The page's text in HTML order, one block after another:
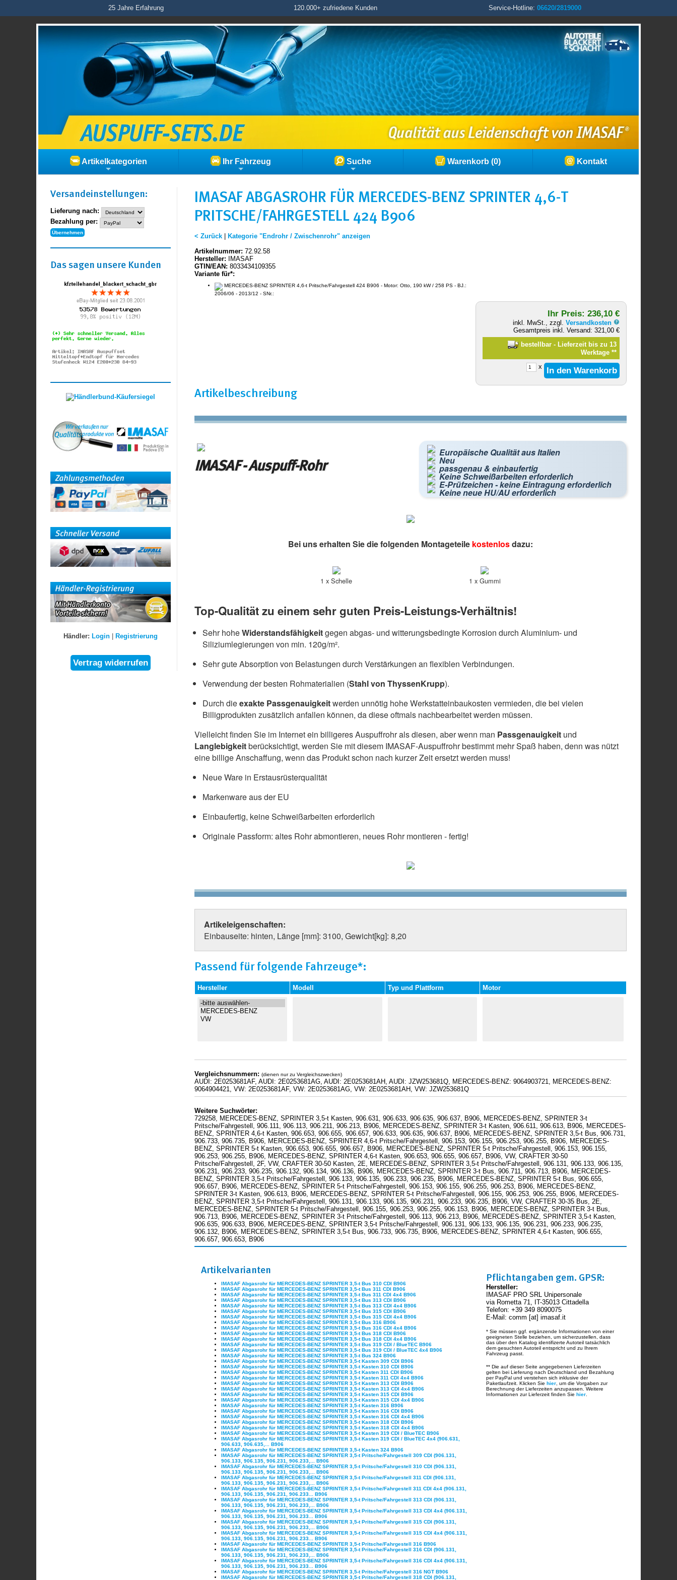
25 Jahre Erfahrung 120.000+ zufriedene Kunden Service-Hotline: 06620/2819000
Artikelkategorien Ihr Fahrzeug Suche Warenkorb (0) Kontakt
IMASAF ABGASROHR FÜR MERCEDES-BENZ SPRINTER 4,6-T
PRITSCHE/FAHRGESTELL 424 B906
< Zurück|
Kategorie "Endrohr / Zwischenrohr" anzeigen
Artikelnummer: 72.92.58
Hersteller: IMASAF
GTIN/EAN: 8033434109355
Variante für*:
MERCEDES-BENZ SPRINTER 4,6-t Pritsche/Fahrgestell 424 B906 - Motor: Otto, 190 kW / 258 PS - BJ.:
2006/06 - 2013/12 - SNr.:
Ihr Preis: 236,10 €
inkl. MwSt., zzgl.Versandkosten
Gesamtpreis inkl. Versand: 321,00 €
bestellbar - Lieferzeit bis zu 13
Werktage **
x
Artikelbeschreibung
IMASAF - Auspuff-Rohr
Europäische Qualität aus Italien
Neu
passgenau & einbaufertig
Keine Schweißarbeiten erforderlich
E-Prüfzeichen - keine Eintragung erforderlich
Keine neue HU/AU erforderlich
Bei uns erhalten Sie die folgenden Montageteile kostenlosdazu:
1 x Schelle 1 x Gummi
Top-Qualität zu einem sehr guten Preis-Leistungs-Verhältnis!
Sehr hoheWiderstandsfähigkeitgegen abgas- und witterungsbedingte Korrosion durch Aluminium- und
Siliziumlegierungen von min. 120g/m².
Sehr gute Absorption von Belastungen durch Verstärkungen an flexiblen Verbindungen.
Verwendung der besten Rohmaterialien (Stahl von ThyssenKrupp).
Durch dieexakte Passgenauigkeitwerden unnötig hohe Werkstatteinbaukosten vermieden, die bei vielen
Billigprodukten zusätzlich anfallen können, da diese oftmals nachbearbeitet werden müssen.
Vielleicht finden Sie im Internet ein billigeres Auspuffrohr als diesen, aber wenn man Passgenauigkeit und
Langlebigkeitberücksichtigt, werden Sie mit diesem IMASAF-Auspuffrohr bestimmt mehr Spaß haben, denn was nützt
eine billige Anschaffung, wenn das Produkt schon nach kurzer Zeit ersetzt werden muss!
Neue Ware in Erstausrüsterqualität
Markenware aus der EU
Einbaufertig, keine Schweißarbeiten erforderlich
Originale Passform: altes Rohr abmontieren, neues Rohr montieren - fertig!
Artikeleigenschaften:
Einbauseite: hinten, Länge [mm]: 3100, Gewicht[kg]: 8,20
Passend für folgende Fahrzeuge*:
Hersteller Modell Typ und Plattform Motor
Vergleichsnummern: (dienen nur zu Vergleichszwecken)
AUDI: 2E0253681AF, AUDI: 2E0253681AG, AUDI: 2E0253681AH, AUDI: JZW253681Q, MERCEDES-BENZ: 9064903721, MERCEDES-BENZ:
9064904421, VW: 2E0253681AF, VW: 2E0253681AG, VW: 2E0253681AH, VW: JZW253681Q
Weitere Suchwörter:
729258, MERCEDES-BENZ, SPRINTER 3,5-t Kasten, 906.631, 906.633, 906.635, 906.637, B906, MERCEDES-BENZ, SPRINTER 3-t
Pritsche/Fahrgestell, 906.111, 906.113, 906.211, 906.213, B906, MERCEDES-BENZ, SPRINTER 3-t Kasten, 906.611, 906.613, B906, MERCEDES-
BENZ, SPRINTER 4,6-t Kasten, 906.653, 906.655, 906.657, 906.633, 906.635, 906.637, B906, MERCEDES-BENZ, SPRINTER 3,5-t Bus, 906.731,
906.733, 906.735, B906, MERCEDES-BENZ, SPRINTER 4,6-t Pritsche/Fahrgestell, 906.153, 906.155, 906.253, 906.255, B906, MERCEDES-
BENZ, SPRINTER 5-t Kasten, 906.653, 906.655, 906.657, B906, MERCEDES-BENZ, SPRINTER 5-t Pritsche/Fahrgestell, 906.153, 906.155,
906.253, 906.255, B906, MERCEDES-BENZ, SPRINTER 4,6-t Kasten, 906.653, 906.655, 906.657, B906, VW, CRAFTER 30-50
Pritsche/Fahrgestell, 2F, VW, CRAFTER 30-50 Kasten, 2E, MERCEDES-BENZ, SPRINTER 3,5-t Pritsche/Fahrgestell, 906.131, 906.133, 906.135,
906.231, 906.233, 906.235, 906.132, 906.134, 906.136, B906, MERCEDES-BENZ, SPRINTER 3-t Bus, 906.711, 906.713, B906, MERCEDES-
BENZ, SPRINTER 3,5-t Pritsche/Fahrgestell, 906.133, 906.135, 906.233, 906.235, B906, MERCEDES-BENZ, SPRINTER 5-t Bus, 906.655,
906.657, B906, MERCEDES-BENZ, SPRINTER 5-t Pritsche/Fahrgestell, 906.153, 906.155, 906.255, 906.253, B906, MERCEDES-BENZ,
SPRINTER 3-t Kasten, 906.613, B906, MERCEDES-BENZ, SPRINTER 5-t Pritsche/Fahrgestell, 906.155, 906.253, 906.255, B906, MERCEDES-
BENZ, SPRINTER 3,5-t Pritsche/Fahrgestell, 906.131, 906.133, 906.135, 906.231, 906.233, 906.235, B906, VW, CRAFTER 30-35 Bus, 2E,
MERCEDES-BENZ, SPRINTER 5-t Pritsche/Fahrgestell, 906.155, 906.253, 906.255, 906.153, B906, MERCEDES-BENZ, SPRINTER 3-t Bus,
906.713, B906, MERCEDES-BENZ, SPRINTER 3-t Pritsche/Fahrgestell, 906.113, 906.213, B906, MERCEDES-BENZ, SPRINTER 3,5-t Kasten,
906.635, 906.633, B906, MERCEDES-BENZ, SPRINTER 3,5-t Pritsche/Fahrgestell, 906.131, 906.133, 906.135, 906.231, 906.233, 906.235,
906.132, B906, MERCEDES-BENZ, SPRINTER 3,5-t Bus, 906.733, 906.735, B906, MERCEDES-BENZ, SPRINTER 4,6-t Kasten, 906.655,
906.657, 906.653, B906
Artikelvarianten
IMASAF Abgasrohr für MERCEDES-BENZ SPRINTER 3,5-t Bus 310 CDI B906
IMASAF Abgasrohr für MERCEDES-BENZ SPRINTER 3,5-t Bus 311 CDI B906
IMASAF Abgasrohr für MERCEDES-BENZ SPRINTER 3,5-t Bus 311 CDI 4x4 B906
IMASAF Abgasrohr für MERCEDES-BENZ SPRINTER 3,5-t Bus 313 CDI B906
IMASAF Abgasrohr für MERCEDES-BENZ SPRINTER 3,5-t Bus 313 CDI 4x4 B906
IMASAF Abgasrohr für MERCEDES-BENZ SPRINTER 3,5-t Bus 315 CDI B906
IMASAF Abgasrohr für MERCEDES-BENZ SPRINTER 3,5-t Bus 315 CDI 4x4 B906
IMASAF Abgasrohr für MERCEDES-BENZ SPRINTER 3,5-t Bus 316 B906
IMASAF Abgasrohr für MERCEDES-BENZ SPRINTER 3,5-t Bus 316 CDI 4x4 B906
IMASAF Abgasrohr für MERCEDES-BENZ SPRINTER 3,5-t Bus 318 CDI B906
IMASAF Abgasrohr für MERCEDES-BENZ SPRINTER 3,5-t Bus 318 CDI 4x4 B906
IMASAF Abgasrohr für MERCEDES-BENZ SPRINTER 3,5-t Bus 319 CDI / BlueTEC B906
IMASAF Abgasrohr für MERCEDES-BENZ SPRINTER 3,5-t Bus 319 CDI / BlueTEC 4x4 B906
IMASAF Abgasrohr für MERCEDES-BENZ SPRINTER 3,5-t Bus 324 B906
IMASAF Abgasrohr für MERCEDES-BENZ SPRINTER 3,5-t Kasten 309 CDI B906
IMASAF Abgasrohr für MERCEDES-BENZ SPRINTER 3,5-t Kasten 310 CDI B906
IMASAF Abgasrohr für MERCEDES-BENZ SPRINTER 3,5-t Kasten 311 CDI B906
IMASAF Abgasrohr für MERCEDES-BENZ SPRINTER 3,5-t Kasten 311 CDI 4x4 B906
IMASAF Abgasrohr für MERCEDES-BENZ SPRINTER 3,5-t Kasten 313 CDI B906
IMASAF Abgasrohr für MERCEDES-BENZ SPRINTER 3,5-t Kasten 313 CDI 4x4 B906
IMASAF Abgasrohr für MERCEDES-BENZ SPRINTER 3,5-t Kasten 315 CDI B906
IMASAF Abgasrohr für MERCEDES-BENZ SPRINTER 3,5-t Kasten 315 CDI 4x4 B906
IMASAF Abgasrohr für MERCEDES-BENZ SPRINTER 3,5-t Kasten 316 B906
IMASAF Abgasrohr für MERCEDES-BENZ SPRINTER 3,5-t Kasten 316 CDI B906
IMASAF Abgasrohr für MERCEDES-BENZ SPRINTER 3,5-t Kasten 316 CDI 4x4 B906
IMASAF Abgasrohr für MERCEDES-BENZ SPRINTER 3,5-t Kasten 318 CDI B906
IMASAF Abgasrohr für MERCEDES-BENZ SPRINTER 3,5-t Kasten 318 CDI 4x4 B906
IMASAF Abgasrohr für MERCEDES-BENZ SPRINTER 3,5-t Kasten 319 CDI / BlueTEC B906
IMASAF Abgasrohr für MERCEDES-BENZ SPRINTER 3,5-t Kasten 319 CDI / BlueTEC 4x4 (906.631,
906.633, 906.635,... B906
IMASAF Abgasrohr für MERCEDES-BENZ SPRINTER 3,5-t Kasten 324 B906
IMASAF Abgasrohr für MERCEDES-BENZ SPRINTER 3,5-t Pritsche/Fahrgestell 309 CDI (906.131,
906.133, 906.135, 906.231, 906.233,... B906
IMASAF Abgasrohr für MERCEDES-BENZ SPRINTER 3,5-t Pritsche/Fahrgestell 310 CDI (906.131,
906.133, 906.135, 906.231, 906.233,... B906
IMASAF Abgasrohr für MERCEDES-BENZ SPRINTER 3,5-t Pritsche/Fahrgestell 311 CDI (906.131,
906.133, 906.135, 906.231, 906.233,... B906
IMASAF Abgasrohr für MERCEDES-BENZ SPRINTER 3,5-t Pritsche/Fahrgestell 311 CDI 4x4 (906.131,
906.133, 906.135, 906.231, 906.233... B906
IMASAF Abgasrohr für MERCEDES-BENZ SPRINTER 3,5-t Pritsche/Fahrgestell 313 CDI (906.131,
906.133, 906.135, 906.231, 906.233,... B906
IMASAF Abgasrohr für MERCEDES-BENZ SPRINTER 3,5-t Pritsche/Fahrgestell 313 CDI 4x4 (906.131,
906.133, 906.135, 906.231, 906.233... B906
IMASAF Abgasrohr für MERCEDES-BENZ SPRINTER 3,5-t Pritsche/Fahrgestell 315 CDI (906.131,
906.133, 906.135, 906.231, 906.233,... B906
IMASAF Abgasrohr für MERCEDES-BENZ SPRINTER 3,5-t Pritsche/Fahrgestell 315 CDI 4x4 (906.131,
906.133, 906.135, 906.231, 906.233... B906
IMASAF Abgasrohr für MERCEDES-BENZ SPRINTER 3,5-t Pritsche/Fahrgestell 316 B906
IMASAF Abgasrohr für MERCEDES-BENZ SPRINTER 3,5-t Pritsche/Fahrgestell 316 CDI (906.131,
906.133, 906.135, 906.231, 906.233,... B906
IMASAF Abgasrohr für MERCEDES-BENZ SPRINTER 3,5-t Pritsche/Fahrgestell 316 CDI 4x4 (906.131,
906.133, 906.135, 906.231, 906.233... B906
IMASAF Abgasrohr für MERCEDES-BENZ SPRINTER 3,5-t Pritsche/Fahrgestell 316 NGT B906
IMASAF Abgasrohr für MERCEDES-BENZ SPRINTER 3,5-t Pritsche/Fahrgestell 318 CDI (906.131,
Pflichtangaben gem. GPSR:
Hersteller:
IMASAF PRO SRL Unipersonale
via Rometta 71, IT-35013 Cittadella
Telefon: +39 349 8090075
E-Mail: comm [at] imasaf.it
* Sie müssen ggf. ergänzende Informationen von einer
geeigneten Stelle beziehen, um sicherzustellen, dass
das über den Katalog identifizerte Autoteil tatsächlich
dem gesuchten Autoteil entspricht und zu Ihrem
Fahrzeug passt.
** Die auf dieser Seite angegebenen Lieferzeiten
gelten bei Lieferung nach Deutschland und Bezahlung
per PayPal und verstehen sich inklusive der
Paketlaufzeit. Klicken Sie hier, um die Vorgaben zur
Berechnung der Lieferzeiten anzupassen. Weitere
Informationen zur Lieferzeit finden Sie hier.
Versand­einstellungen:
Lieferung nach:
Bezahlung per:
Das sagen unsere Kunden
Händler: Login| Registrierung